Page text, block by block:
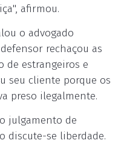
afirmou.
o advogado
rechaçou as
de estrangeiros e
seu cliente porque os
preso ilegalmente.
julgamento de
discute-se liberdade.